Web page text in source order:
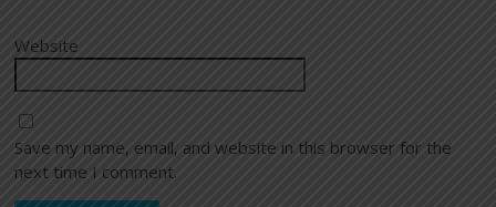
Website
Save my name, email, and website in this browser for the
next time I comment.